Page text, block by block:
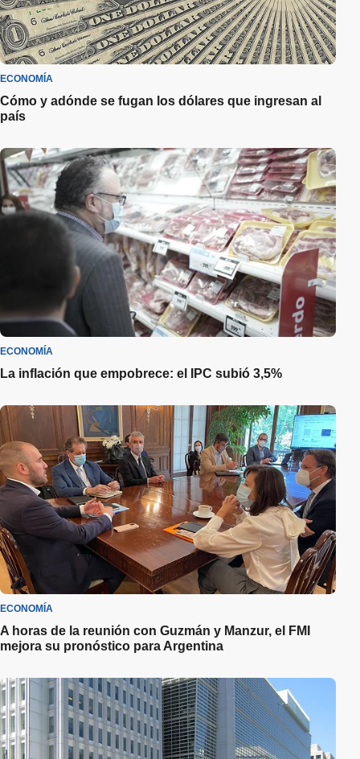
ECONOMÍA
Cómo y adónde se fugan los dólares que ingresan al
país
ECONOMÍA
La inflación que empobrece: el IPC subió 3,5%
ECONOMÍA
A horas de la reunión con Guzmán y Manzur, el FMI
mejora su pronóstico para Argentina